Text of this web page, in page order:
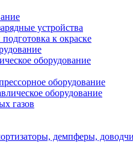
устройства
к окраске
оборудование
оборудование
оборудование
газов
демпферы,